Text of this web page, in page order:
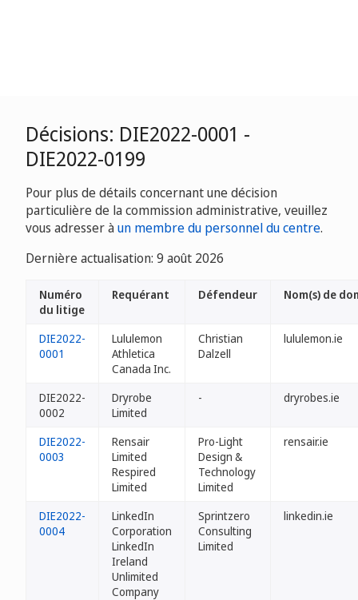
Décisions: DIE2022-0001 -
DIE2022-0199
Pour plus de détails concernant une décision
particulière de la commission administrative, veuillez
vous adresser àun membre du personnel du centre.
Dernière actualisation: 9 août 2026
Numéro
du litige
Requérant Défendeur Nom(s) de
DIE2022-
0001
Lululemon
Athletica
Canada Inc.
Christian
Dalzell
lululemon.ie
DIE2022-
0002
Dryrobe
Limited
- dryrobes.ie
DIE2022-
0003
Rensair
Limited
Respired
Limited
Pro-Light
Design &
Technology
Limited
rensair.ie
DIE2022-
0004
LinkedIn
Corporation
LinkedIn
Ireland
Unlimited
Company
Sprintzero
Consulting
Limited
linkedin.ie